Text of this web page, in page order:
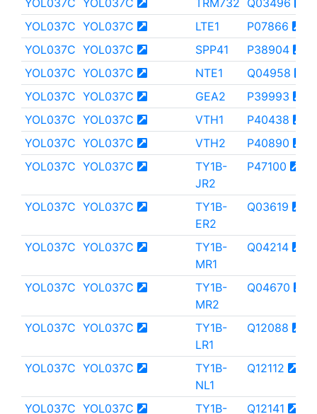
YOL037C YOL037C TRM732 Q03496
YOL037C YOL037C LTE1
P07866
YOL037C YOL037C SPP41
P38904
YOL037C YOL037C NTE1
Q04958
YOL037C YOL037C GEA2
P39993
YOL037C YOL037C VTH1
P40438
YOL037C YOL037C VTH2
P40890
YOL037C YOL037C
TY1B-
JR2
P47100
YOL037C YOL037C
TY1B-
ER2
Q03619
YOL037C YOL037C
TY1B-
MR1
Q04214
YOL037C YOL037C
TY1B-
MR2
Q04670
YOL037C YOL037C
TY1B-
LR1
Q12088
YOL037C YOL037C
TY1B-
NL1
Q12112
YOL037C YOL037C TY1B- Q12141